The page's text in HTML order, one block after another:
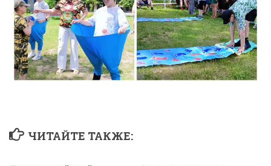
ЧИТАЙТЕ ТАКЖЕ: